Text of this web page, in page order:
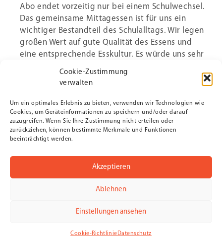
Cookie-Zustimmung
verwalten
Um ein optimales Erlebnis zu bieten, verwenden wir Technologien wie
Cookies, um Geräteinformationen zu speichern und/oder darauf
zuzugreifen. Wenn Sie Ihre Zustimmung nicht erteilen oder
zurückziehen, können bestimmte Merkmale und Funktionen
beeinträchtigt werden.
Akzeptieren
Ablehnen
Einstellungen ansehen
Cookie-Richtlinie Datenschutz
Abo endet vorzeitig nur bei einem Schulwechsel.
Das gemeinsame Mittagessen ist für uns ein
wichtiger Bestandteil des Schulalltags. Wir legen
großen Wert auf gute Qualität des Essens und
eine entsprechende Esskultur. Es würde uns sehr
Mittagessen in unserer Mensa ermöglichen
Wer sich fürs Mittagessen anmelden möchte,
meldet sich bitte im Sekretariat.
Weitere, relevante Informationen entnehmen Sie
den unten angefügten Anschreiben (Anmeldung
Wichtige Elternbriefe und
Informationen zur Mensa
Anmeldung